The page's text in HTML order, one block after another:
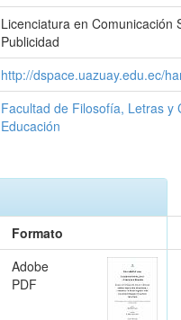
Licenciatura en Comunicación
Publicidad
http://dspace.uazuay.edu.ec/
Facultad de Filosofía, Letras y
Educación
Formato
Adobe
PDF